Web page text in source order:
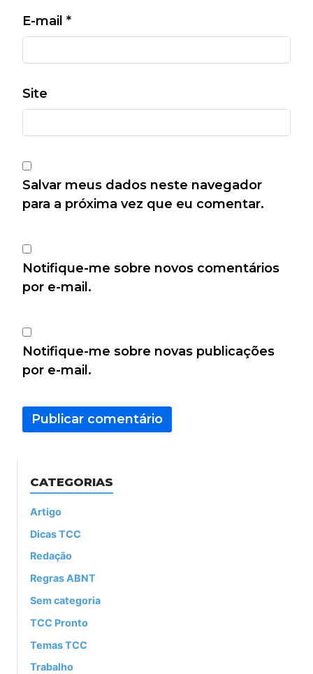
E-mail *
Site
Salvar meus dados neste navegador
para a próxima vez que eu comentar.
Notifique-me sobre novos comentários
por e-mail.
Notifique-me sobre novas publicações
por e-mail.
CATEGORIAS
Artigo
Dicas TCC
Redação
Regras ABNT
Sem categoria
TCC Pronto
Temas TCC
Trabalho